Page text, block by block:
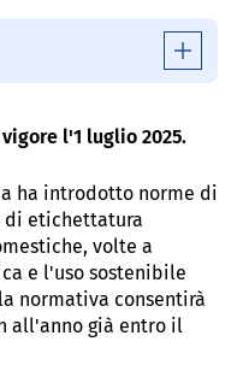
l'1 luglio 2025.
ha introdotto norme di
di etichettatura
volte a
e l'uso sostenibile
normativa consentirà
all'anno già entro il